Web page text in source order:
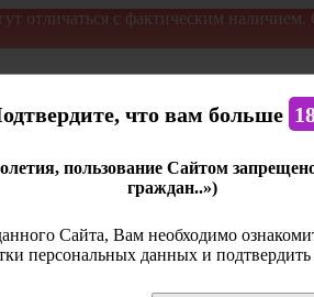
с фактическим
что вам больше
пользование Сайтом
граждан..»)
Сайта, Вам необходимо
персональных данных и подтвердить